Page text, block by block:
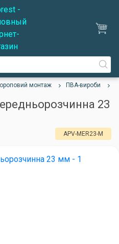
монтаж ПВА-вироби
23
APV-MER23-M